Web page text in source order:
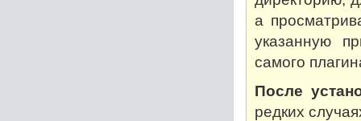
а
указанную
самого
После
редких